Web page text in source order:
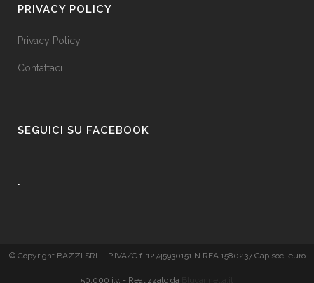
PRIVACY POLICY
Privacy Policy
Contattaci
SEGUICI SU FACEBOOK
.
© Copyright BAZZI SRL - P.IVA/C.f. 12745930151 N.REA 1580237 Cap.soc. euro
50.000 i.v. - Realizzato da